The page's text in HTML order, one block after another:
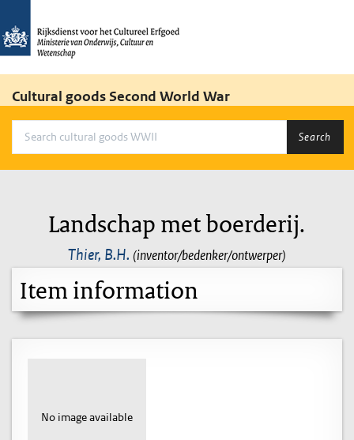
Cultural goods Second World War
Search
Landschap met boerderij.
Thier, B.H. (inventor/bedenker/ontwerper)
Item information
No image available